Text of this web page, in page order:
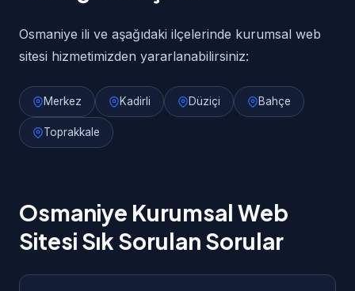
Osmaniye ili ve aşağıdaki ilçelerinde kurumsal web
sitesi hizmetimizden yararlanabilirsiniz:
Merkez Kadirli Düziçi Bahçe
Toprakkale
Osmaniye Kurumsal Web
Sitesi Sık Sorulan Sorular